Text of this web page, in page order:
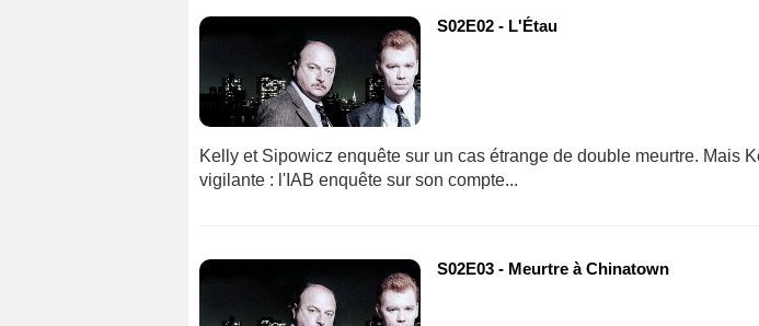
S02E02 - L'Étau
Kelly et Sipowicz enquête sur un cas étrange de double meurtre. Mais
vigilante : l'IAB enquête sur son compte...
S02E03 - Meurtre à Chinatown